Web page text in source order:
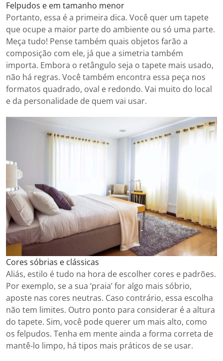
Felpudos e em tamanho menor
Portanto, essa é a primeira dica. Você quer um tapete
que ocupe a maior parte do ambiente ou só uma parte.
Meça tudo! Pense também quais objetos farão a
composição com ele, já que a simetria também
importa. Embora o retângulo seja o tapete mais usado,
não há regras. Você também encontra essa peça nos
formatos quadrado, oval e redondo. Vai muito do local
e da personalidade de quem vai usar.
Cores sóbrias e clássicas
Aliás, estilo é tudo na hora de escolher cores e padrões.
Por exemplo, se a sua ‘praia’ for algo mais sóbrio,
aposte nas cores neutras. Caso contrário, essa escolha
não tem limites. Outro ponto para considerar é a altura
do tapete. Sim, você pode querer um mais alto, como
os felpudos. Tenha em mente ainda a forma correta de
mantê-lo limpo, há tipos mais práticos de se usar.